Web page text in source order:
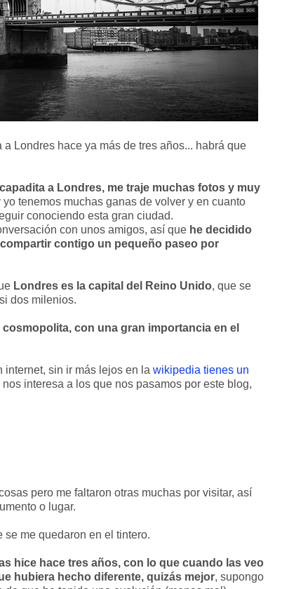
Londres hace ya más de tres años... habrá que
a Londres, me traje muchas fotos y muy
yo tenemos muchas ganas de volver y en cuanto
conociendo esta gran ciudad.
con unos amigos, así que he decidido
contigo un pequeño paseo por
Londres es la capital del Reino Unido, que se
dos milenios.
con una gran importancia en el
internet, sin ir más lejos en la wikipedia tienes un
interesa a los que nos pasamos por este blog,
pero me faltaron otras muchas por visitar, así
o lugar.
me quedaron en el tintero.
hice hace tres años, con lo que cuando las veo
hubiera hecho diferente, quizás mejor, supongo